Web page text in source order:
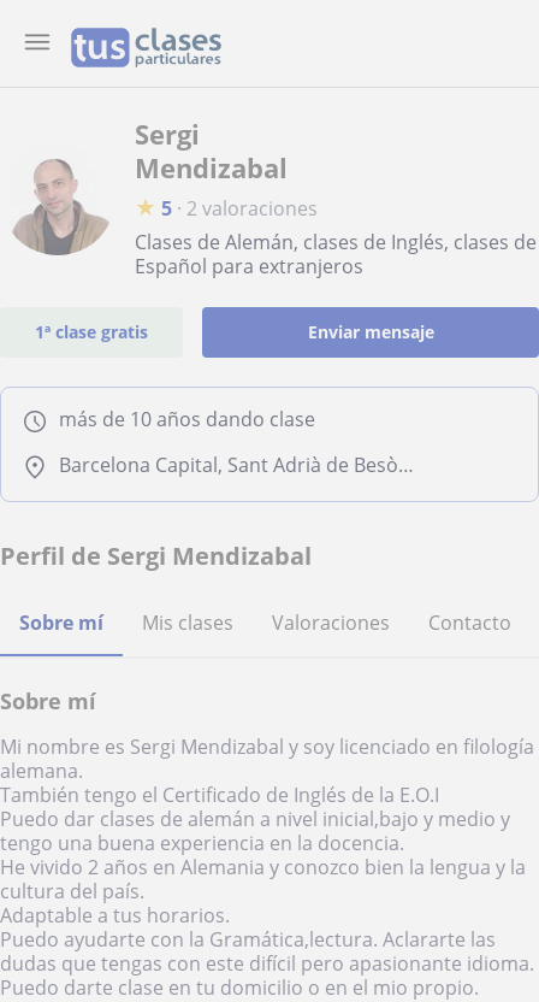
Sergi
Mendizabal
★ 5 · 2 valoraciones
Clases de Alemán, clases de Inglés, clases de
Español para extranjeros
1ª clase gratis Enviar mensaje
más de 10 años dando clase
Barcelona Capital, Sant Adrià de Besòs, Santa Coloma de Gramenet
Perfil de Sergi Mendizabal
Sobre mí Mis clases Valoraciones Contacto
Sobre mí
Mi nombre es Sergi Mendizabal y soy licenciado en filología
alemana.
También tengo el Certificado de Inglés de la E.O.I
Puedo dar clases de alemán a nivel inicial,bajo y medio y
tengo una buena experiencia en la docencia.
He vivido 2 años en Alemania y conozco bien la lengua y la
cultura del país.
Adaptable a tus horarios.
Puedo ayudarte con la Gramática,lectura. Aclararte las
dudas que tengas con este difícil pero apasionante idioma.
Puedo darte clase en tu domicilio o en el mio propio.